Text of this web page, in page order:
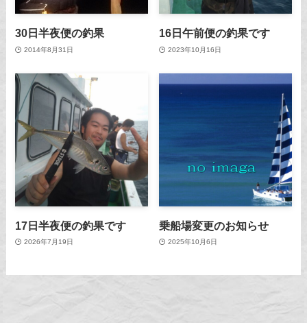
30日半夜便の釣果
2014年8月31日
16日午前便の釣果です
2023年10月16日
17日半夜便の釣果です
2026年7月19日
乗船場変更のお知らせ
2025年10月6日